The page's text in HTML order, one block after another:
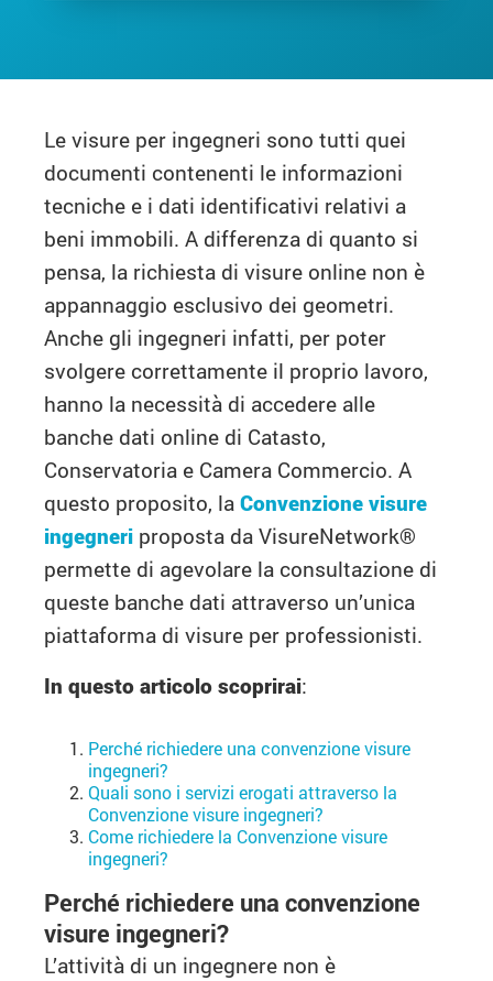
Le visure per ingegneri sono tutti quei
documenti contenenti le informazioni
tecniche e i dati identificativi relativi a
beni immobili. A differenza di quanto si
pensa, la richiesta di visure online non è
appannaggio esclusivo dei geometri.
Anche gli ingegneri infatti, per poter
svolgere correttamente il proprio lavoro,
hanno la necessità di accedere alle
banche dati online di Catasto,
Conservatoria e Camera Commercio. A
questo proposito, la Convenzione visure
ingegneri proposta da VisureNetwork®
permette di agevolare la consultazione di
queste banche dati attraverso un’unica
piattaforma di visure per professionisti.
In questo articolo scoprirai:
Perché richiedere una convenzione visure
ingegneri?
Quali sono i servizi erogati attraverso la
Convenzione visure ingegneri?
Come richiedere la Convenzione visure
ingegneri?
Perché richiedere una convenzione
visure ingegneri?
L’attività di un ingegnere non è